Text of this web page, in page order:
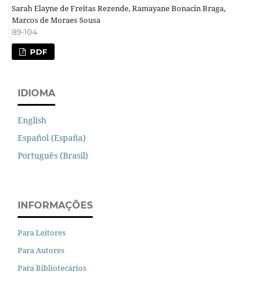
Sarah Elayne de Freitas Rezende, Ramayane Bonacin Braga,
Marcos de Moraes Sousa
89-104
PDF
IDIOMA
English
Español (España)
Português (Brasil)
INFORMAÇÕES
Para Leitores
Para Autores
Para Bibliotecários